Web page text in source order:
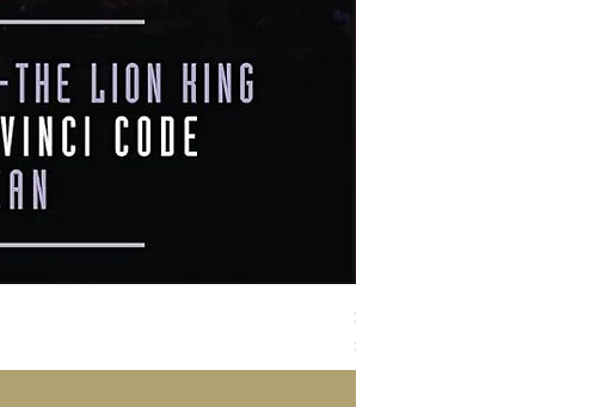
Susan Wong：靠近你（25週
價格
$950.00